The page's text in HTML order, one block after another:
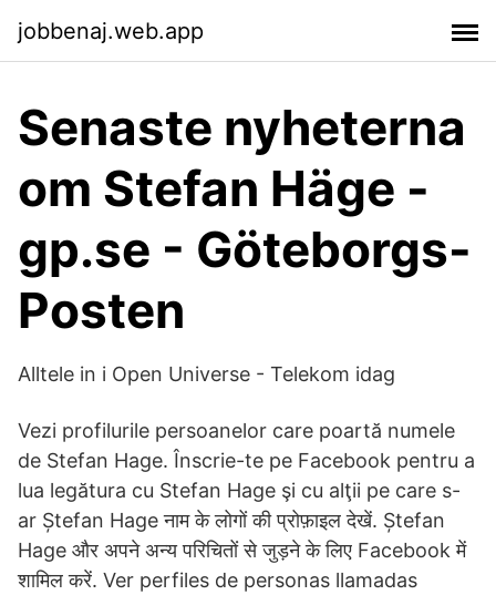
jobbenaj.web.app
Senaste nyheterna
om Stefan Häge -
gp.se - Göteborgs-
Posten
Alltele in i Open Universe - Telekom idag
Vezi profilurile persoanelor care poartă numele
de Stefan Hage. Înscrie-te pe Facebook pentru a
lua legătura cu Stefan Hage şi cu alţii pe care s-
ar Ștefan Hage नाम के लोगों की प्रोफ़ाइल देखें. Ștefan
Hage और अपने अन्य परिचितों से जुड़ने के लिए Facebook में
शामिल करें. Ver perfiles de personas llamadas